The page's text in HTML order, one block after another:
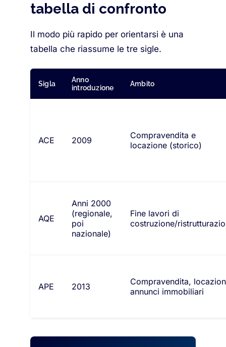
tabella di confronto
Il modo più rapido per orientarsi è una
tabella che riassume le tre sigle.
Sigla
Anno
introduzione
Ambito
ACE 2009
Compravendita e
locazione (storico)
AQE
Anni 2000
(regionale,
poi
nazionale)
Fine lavori di
costruzione/
APE 2013
Compravendita,
annunci immobiliari